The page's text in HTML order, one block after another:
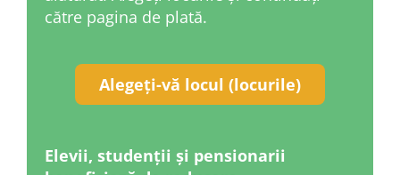
către pagina de plată.
Alegeți-vă locul (locurile)
Elevii, studenții și pensionarii